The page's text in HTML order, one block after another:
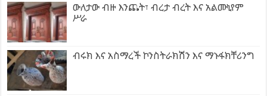
ውለታው ብዙ እንጨት፣ ብረታ ብረት እና አልሙኒየም
ሥራ
ብሩክ እና አስማረች ኮንስትራክሽን እና ማኑፋክቸሪንግ